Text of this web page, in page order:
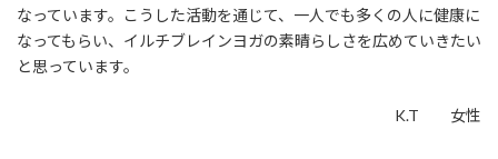
なっています。こうした活動を通じて、一人でも多くの人に健康に
なってもらい、イルチブレインヨガの素晴らしさを広めていきたい
と思っています。
K.T 女性